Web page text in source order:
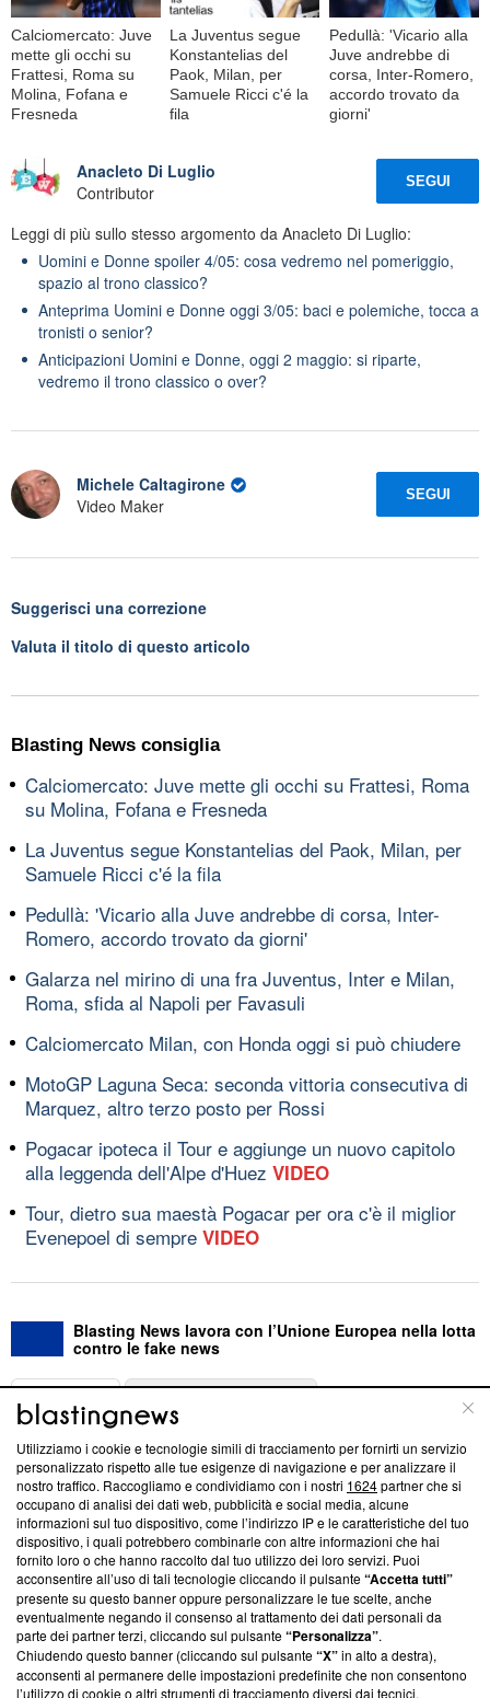
Calciomercato: Juve
mette gli occhi su
Frattesi, Roma su
Molina, Fofana e
Fresneda
La Juventus segue
Konstantelias del
Paok, Milan, per
Samuele Ricci c'é la
fila
Pedullà: 'Vicario alla
Juve andrebbe di
corsa, Inter-Romero,
accordo trovato da
giorni'
Anacleto Di Luglio
Contributor
SEGUI
Leggi di più sullo stesso argomento da Anacleto Di Luglio:
Uomini e Donne spoiler 4/05: cosa vedremo nel pomeriggio,
spazio al trono classico?
Anteprima Uomini e Donne oggi 3/05: baci e polemiche, tocca a
tronisti o senior?
Anticipazioni Uomini e Donne, oggi 2 maggio: si riparte,
vedremo il trono classico o over?
Michele Caltagirone
Video Maker
SEGUI
Suggerisci una correzione
Valuta il titolo di questo articolo
Blasting News consiglia
Calciomercato: Juve mette gli occhi su Frattesi, Roma
su Molina, Fofana e Fresneda
La Juventus segue Konstantelias del Paok, Milan, per
Samuele Ricci c'é la fila
Pedullà: 'Vicario alla Juve andrebbe di corsa, Inter-
Romero, accordo trovato da giorni'
Galarza nel mirino di una fra Juventus, Inter e Milan,
Roma, sfida al Napoli per Favasuli
Calciomercato Milan, con Honda oggi si può chiudere
MotoGP Laguna Seca: seconda vittoria consecutiva di
Marquez, altro terzo posto per Rossi
Pogacar ipoteca il Tour e aggiunge un nuovo capitolo
alla leggenda dell'Alpe d'Huez VIDEO
Tour, dietro sua maestà Pogacar per ora c'è il miglior
Evenepoel di sempre VIDEO
Blasting News lavora con l’Unione Europea nella lotta
contro le fake news
ABOUT
Questa sezione offre informazioni trasparenti su Blasting
News, sui nostri processi editoriali e su come ci impegniamo a
creare news di qualità. Inoltre, afferma la nostra aderenza a
‘Trust Project - News with Integrity’Blasting News non è
ancora membro del programma, ma ha richiesto di farne
parte; Trust Project non ha ancora effettuato una verifica di
conformità agli standard.
Su di noi
Team editoriale
Utilizziamo i cookie e tecnologie simili di tracciamento per fornirti un servizio
personalizzato rispetto alle tue esigenze di navigazione e per analizzare il
nostro traffico. Raccogliamo e condividiamo con i nostri 1624partner che si
occupano di analisi dei dati web, pubblicità e social media, alcune
informazioni sul tuo dispositivo, come l’indirizzo IP e le caratteristiche del tuo
dispositivo, i quali potrebbero combinarle con altre informazioni che hai
fornito loro o che hanno raccolto dal tuo utilizzo dei loro servizi. Puoi
acconsentire all’uso di tali tecnologie cliccando il pulsante“Accetta tutti”
presente su questo banner oppure personalizzare le tue scelte, anche
eventualmente negando il consenso al trattamento dei dati personali da
parte dei partner terzi, cliccando sul pulsante“Personalizza”.
Chiudendo questo banner (cliccando sul pulsante“X”in alto a destra),
acconsenti al permanere delle impostazioni predefinite che non consentono
l’utilizzo di cookie o altri strumenti di tracciamento diversi dai tecnici.